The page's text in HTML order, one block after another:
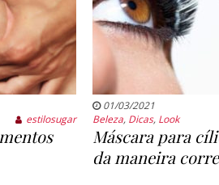
estilosugar
01/03/2021
Beleza, Dicas, Look
Máscara para
da maneira